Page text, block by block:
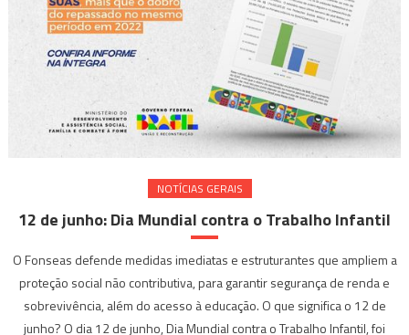
NOTÍ­CIAS GERAIS
12 de junho: Dia Mundial contra o Trabalho Infantil
O Fonseas defende medidas imediatas e estruturantes que ampliem a
proteção social não contributiva, para garantir segurança de renda e
sobrevivência, além do acesso à educação. O que significa o 12 de
junho? O dia 12 de junho, Dia Mundial contra o Trabalho Infantil, foi